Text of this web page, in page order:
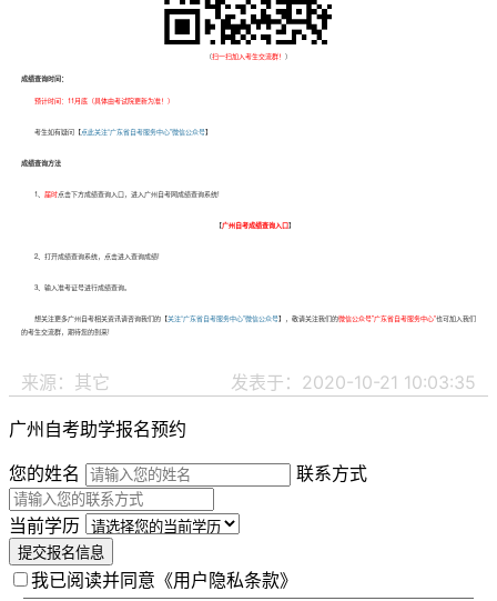
（扫一扫加入考生交流群！ ）
成绩查询时间：
预计时间：11月底（具体由考试院更新为准！）
考生如有疑问【点此关注“广东省自考服务中心”微信公众号】
成绩查询方法
1、 届时点击下方成绩查询入口，进入广州自考网成绩查询系统!
【广州自考成绩查询入口】
2、打开成绩查询系统，点击进入查询成绩!
3、输入准考证号进行成绩查询。
想关注更多广州自考相关资讯请咨询我们的【关注“广东省自考服务中心”微信公众号】，敬请关注我们的微信公众号"广东省自考服务中心”也可加入我们
的考生交流群，期待您的到来!
来源：其它 发表于：2020-10-21 10:03:35
广州自考助学报名预约
您的姓名
联系方式
当前学历
提交报名信息
我已阅读并同意 《用户隐私条款》